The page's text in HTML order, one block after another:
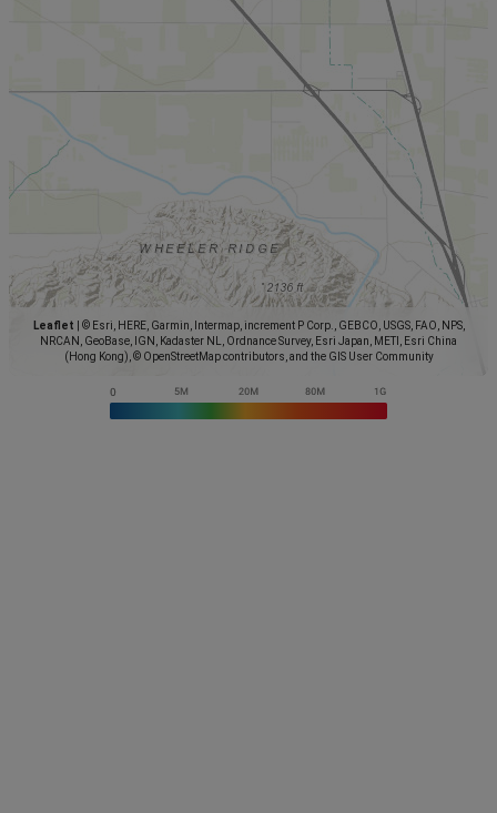
Leaflet
© Esri, HERE, Garmin, Intermap, increment P Corp., GEBCO, USGS, FAO, NPS,
NRCAN, GeoBase, IGN, Kadaster NL, Ordnance Survey, Esri Japan, METI, Esri China
(Hong Kong), © OpenStreetMap contributors, and the GIS User Community